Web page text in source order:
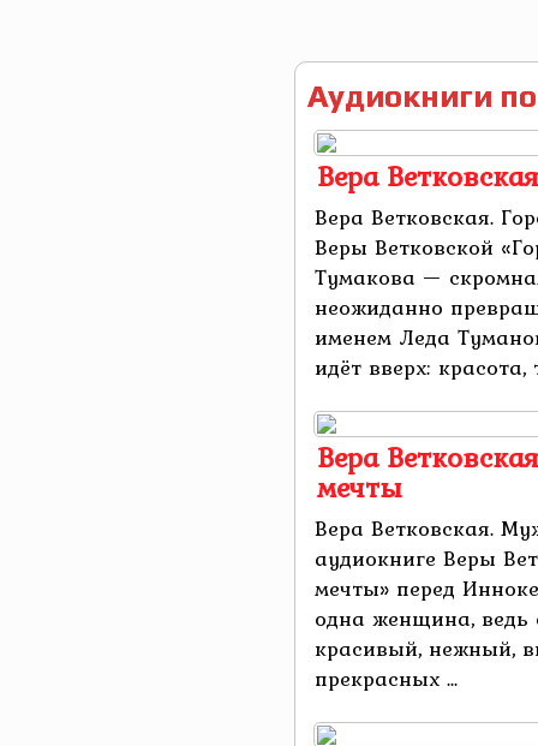
Аудиокниги
Вера
Вера Ветковская.
Веры Ветковской
Тумакова —
неожиданно
именем Леда
идёт вверх: красота,
Вера
мечты
Вера Ветковская.
аудиокниге Веры
мечты» перед
одна женщина,
красивый, нежный,
прекрасных ...